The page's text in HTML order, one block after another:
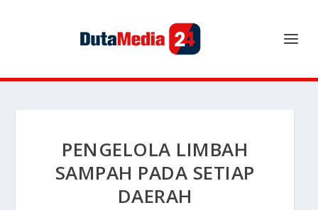
PENGELOLA LIMBAH
SAMPAH PADA SETIAP
DAERAH